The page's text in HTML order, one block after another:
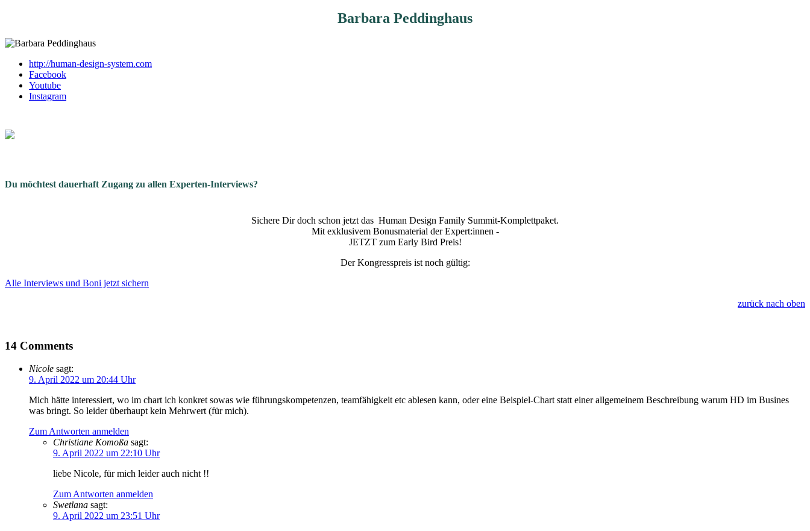
Barbara Peddinghaus
http://human-design-system.com
Facebook
Youtube
Instagram
Du möchtest dauerhaft Zugang zu allen Experten-Interviews?
Sichere Dir doch schon jetzt das Human Design Family Summit-Komplettpaket.
Mit exklusivem Bonusmaterial der Expert:innen -
JETZT zum Early Bird Preis!
Der Kongresspreis ist noch gültig:
Alle Interviews und Boni jetzt sichern
zurück nach oben
14 Comments
Nicole sagt:
9. April 2022 um 20:44 Uhr
Mich hätte interessiert, wo im chart ich konkret sowas wie führungskompetenzen, teamfähigkeit etc ablesen kann, oder eine Beispiel-Chart statt einer allgemeinem Beschreibung warum HD im Busines
was bringt. So leider überhaupt kein Mehrwert (für mich).
Zum Antworten anmelden
Christiane Komoßa sagt:
9. April 2022 um 22:10 Uhr
liebe Nicole, für mich leider auch nicht !!
Zum Antworten anmelden
Swetlana sagt:
9. April 2022 um 23:51 Uhr